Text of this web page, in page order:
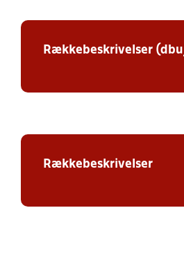
Rækkebeskrivelser
Rækkebeskrivelser